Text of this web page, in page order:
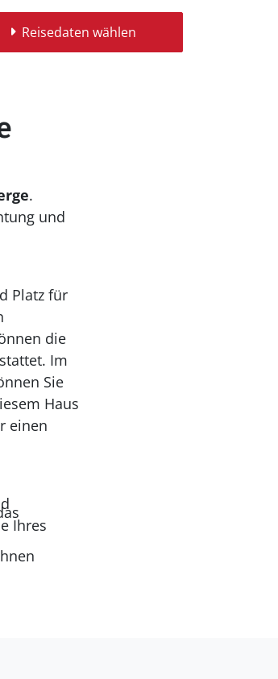
Reisedaten wählen
.
und
Platz für
Im
Sie
Haus
einen
Rad
Ihres